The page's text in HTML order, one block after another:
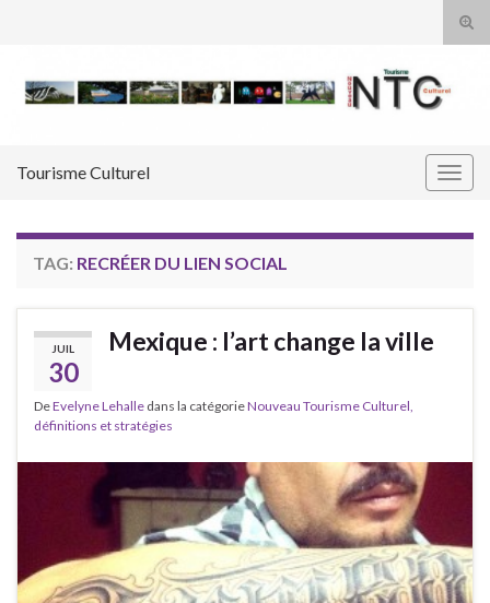
Tourisme Culturel
TAG: RECRÉER DU LIEN SOCIAL
JUIL
30
Mexique : l’art change la ville
DeEvelyne Lehalle dans la catégorieNouveau Tourisme Culturel,
définitions et stratégies